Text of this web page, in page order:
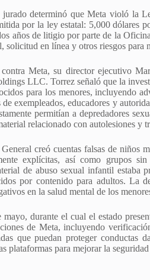
determinó que Meta violó la
por la ley estatal: 5,000 dólares
años de litigio por parte de la
en línea y otros riesgos para
Meta, su director ejecutivo
LLC. Torrez señaló que la
para los menores, incluyendo
exempleados, educadores y
permitían a depredadores
relacionado con autolesiones y
creó cuentas falsas de niños
explícitas, así como grupos
de abuso sexual infantil estaba
por contenido para adultos. La
en la salud mental de los
durante el cual el estado
de Meta, incluyendo
que puedan proteger conductas
plataformas para mejorar la